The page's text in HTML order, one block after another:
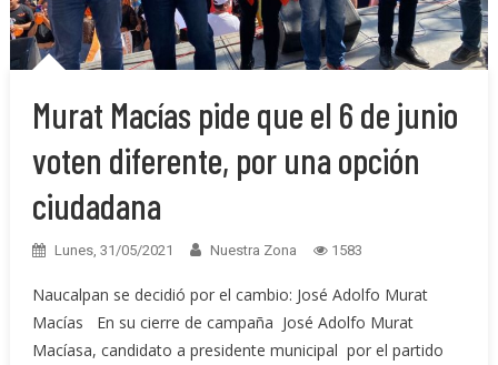
Murat Macías pide que el 6 de junio
voten diferente, por una opción
ciudadana
Lunes, 31/05/2021 Nuestra Zona 1583
Naucalpan se decidió por el cambio: José Adolfo Murat
Macías En su cierre de campaña José Adolfo Murat
Macíasa, candidato a presidente municipal por el partido